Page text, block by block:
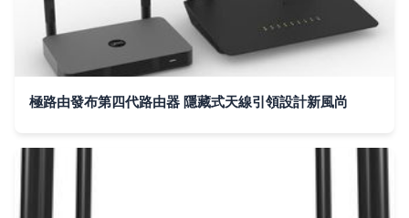
極路由發布第四代路由器 隱藏式天線引領設計新風尚